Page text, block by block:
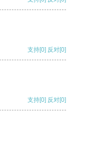
支持[0] 反对[0]
支持[0] 反对[0]